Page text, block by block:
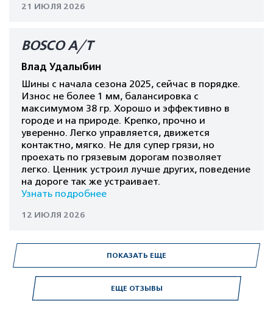
ЕЩЕ ОТЗЫВЫ
21 ИЮЛЯ 2026
BOSCO A/T
Влад Удалыбин
Шины с начала сезона 2025, сейчас в порядке.
Износ не более 1 мм, балансировка с
максимумом 38 гр. Хорошо и эффективно в
городе и на природе. Крепко, прочно и
уверенно. Легко управляется, движется
контактно, мягко. Не для супер грязи, но
проехать по грязевым дорогам позволяет
легко. Ценник устроил лучше других, поведение
на дороге так же устраивает.
Узнать подробнее
12 ИЮЛЯ 2026
ПОКАЗАТЬ ЕЩЕ